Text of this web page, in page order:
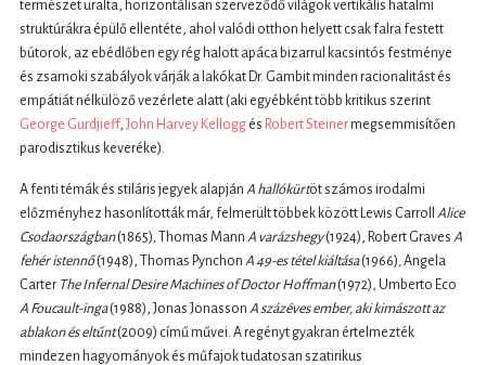
természet uralta, horizontálisan szerveződő világok vertikális hatalmi
struktúrákra épülő ellentéte, ahol valódi otthon helyett csak falra festett
bútorok, az ebédlőben egy rég halott apáca bizarrul kacsintós festménye
és zsarnoki szabályok várják a lakókat Dr. Gambit minden racionalitást és
empátiát nélkülöző vezérlete alatt (aki egyébként több kritikus szerint
George Gurdjieff, John Harvey Kellogg és Robert Steinermegsemmisítően
parodisztikus keveréke).
A fenti témák és stiláris jegyek alapján A hallókürtöt számos irodalmi
előzményhez hasonlították már, felmerült többek között Lewis Carroll Alice
Csodaországban(1865) Thomas Mann A varázshegy(1924), Robert Graves A
fehér istennő(1948), Thomas Pynchon A 49-es tétel kiáltása(1966) Angela
Carter The Infernal Desire Machines of Doctor Hoffman(1972), Umberto Eco
A Foucault-inga(1988), Jonas Jonasson A százéves ember, aki kimászott az
ablakon és eltűnt(2009) című művei. A regényt gyakran értelmezték
mindezen hagyományok és műfajok tudatosan szatirikus